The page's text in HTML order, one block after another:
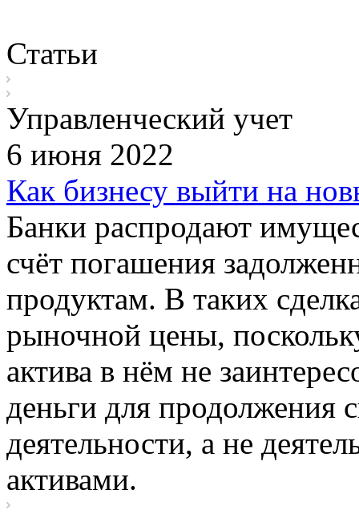
Статьи
Управленческий учет
6 июня 2022
Как бизнесу выйти на
Банки распродают
счёт погашения
продуктам. В таких
рыночной цены,
актива в нём не
деньги для продолжения
деятельности, а не
активами.